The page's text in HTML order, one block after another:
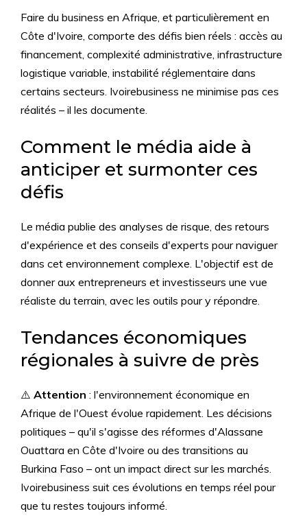
Faire du business en Afrique, et particulièrement en
Côte d'Ivoire, comporte des défis bien réels : accès au
financement, complexité administrative, infrastructure
logistique variable, instabilité réglementaire dans
certains secteurs. Ivoirebusiness ne minimise pas ces
réalités – il les documente.
Comment le média aide à
anticiper et surmonter ces
défis
Le média publie des analyses de risque, des retours
d'expérience et des conseils d'experts pour naviguer
dans cet environnement complexe. L'objectif est de
donner aux entrepreneurs et investisseurs une vue
réaliste du terrain, avec les outils pour y répondre.
Tendances économiques
régionales à suivre de près
⚠️ Attention : l'environnement économique en
Afrique de l'Ouest évolue rapidement. Les décisions
politiques – qu'il s'agisse des réformes d'Alassane
Ouattara en Côte d'Ivoire ou des transitions au
Burkina Faso – ont un impact direct sur les marchés.
Ivoirebusiness suit ces évolutions en temps réel pour
que tu restes toujours informé.